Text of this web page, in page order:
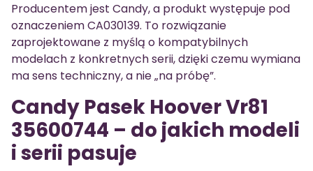
Producentem jest Candy, a produkt występuje pod
oznaczeniem CA030139. To rozwiązanie
zaprojektowane z myślą o kompatybilnych
modelach z konkretnych serii, dzięki czemu wymiana
ma sens techniczny, a nie „na próbę”.
Candy Pasek Hoover Vr81
35600744 – do jakich modeli
i serii pasuje